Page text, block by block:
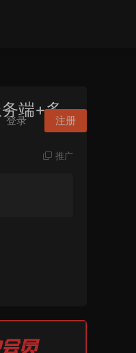
登录 注册
端+多
推广